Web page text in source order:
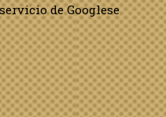
de Googlese